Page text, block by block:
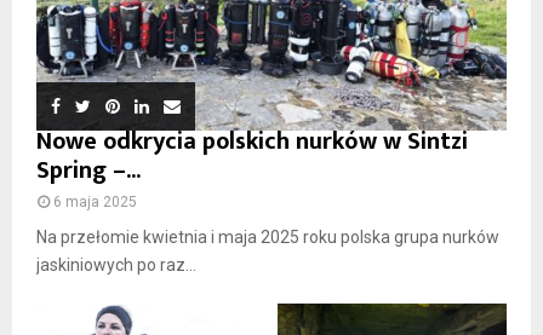
Nowe odkrycia polskich nurków w Sintzi
Spring –...
6 maja 2025
Na przełomie kwietnia i maja 2025 roku polska grupa nurków
jaskiniowych po raz...